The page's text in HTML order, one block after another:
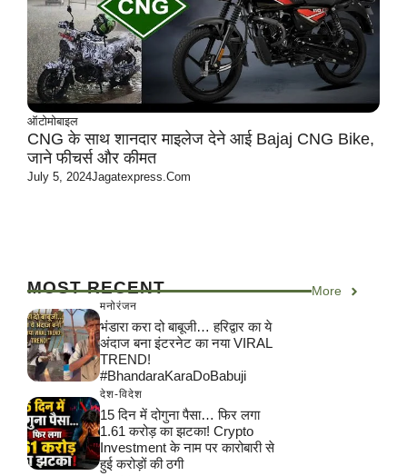
ऑटोमोबाइल
CNG के साथ शानदार माइलेज देने आई Bajaj CNG Bike,
जाने फीचर्स और कीमत
July 5, 2024Jagatexpress.com
MOST RECENT More
मनोरंजन
भंडारा करा दो बाबूजी… हरिद्वार का ये
अंदाज बना इंटरनेट का नया VIRAL
TREND!
#BhandaraKaraDoBabuji
देश-विदेश
15 दिन में दोगुना पैसा… फिर लगा
1.61 करोड़ का झटका! Crypto
Investment के नाम पर कारोबारी से
हुई करोड़ों की ठगी